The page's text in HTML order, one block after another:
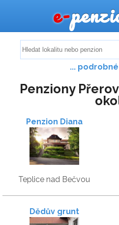
e-
...
Penziony
Penzion Diana
Teplice nad Bečvou
Dědův grunt